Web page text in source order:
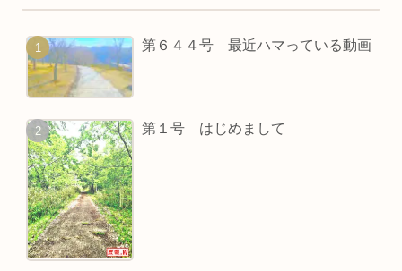
第６４４号 最近ハマっている動画
第１号 はじめまして